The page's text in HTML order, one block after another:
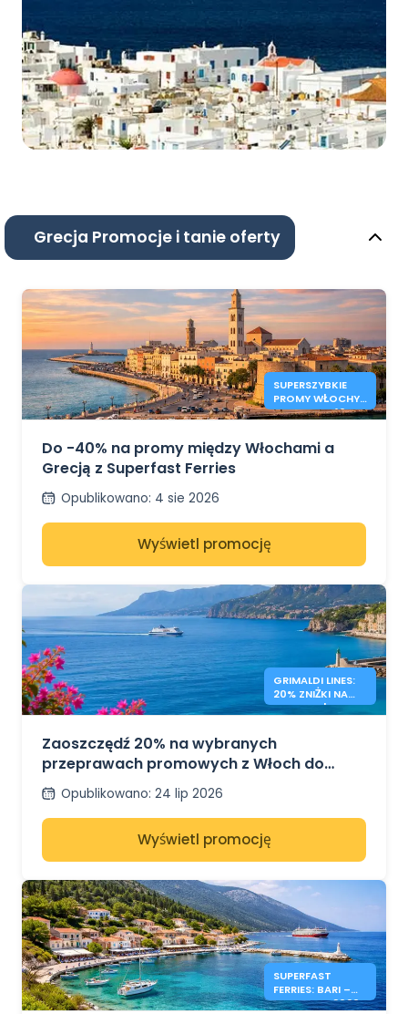
Grecja Promocje i tanie oferty
SUPERSZYBKIE
PROMY WŁOCHY
– GRECJA: 40%
Do -40% na promy między Włochami a
Grecją z Superfast Ferries
Opublikowano: 4 sie 2026
Wyświetl promocję
GRIMALDI LINES:
20% ZNIŻKI NA
PROMY WŁOCHY
Zaoszczędź 20% na wybranych
przeprawach promowych z Włoch do
Grecji z Grimaldi Lines
Opublikowano: 24 lip 2026
Wyświetl promocję
SUPERFAST
FERRIES: BARI –
KEFALONIA 2026